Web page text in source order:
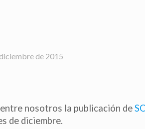
de 2015
nosotros la publicación de
de diciembre.